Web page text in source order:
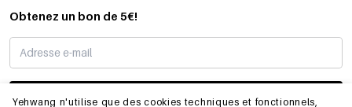
Yehwang n'utilise que des cookies techniques et fonctionnels,
Obtenez un bon de 5€!
JE M’INSCRIS